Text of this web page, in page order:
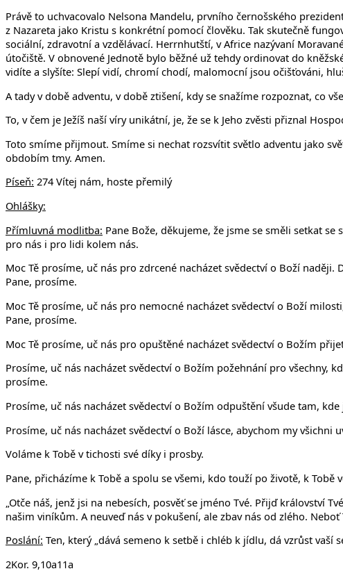
Právě to uchvacovalo Nelsona Mandelu, prvního černošského
z Nazareta jako Kristu s konkrétní pomocí člověku. Tak skutečně
sociální, zdravotní a vzdělávací. Herrnhutští, v Africe nazývaní
útočiště. V obnovené Jednotě bylo běžné už tehdy ordinovat do
vidíte a slyšíte: Slepí vidí, chromí chodí, malomocní jsou očišťováni,
A tady v době adventu, v době ztišení, kdy se snažíme rozpoznat, co
To, v čem je Ježíš naší víry unikátní, je, že se k Jeho zvěsti přiznal
Toto smíme přijmout. Smíme si nechat rozsvítit světlo adventu jako
obdobím tmy. Amen.
Píseň: 274 Vítej nám, hoste přemilý
Ohlášky:
Přímluvná modlitba: Pane Bože, děkujeme, že jsme se směli setkat
pro nás i pro lidi kolem nás.
Moc Tě prosíme, uč nás pro zdrcené nacházet svědectví o Boží
Pane, prosíme.
Moc Tě prosíme, uč nás pro nemocné nacházet svědectví o Boží
Pane, prosíme.
Moc Tě prosíme, uč nás pro opuštěné nacházet svědectví o Božím
Prosíme, uč nás nacházet svědectví o Božím požehnání pro všechny,
prosíme.
Prosíme, uč nás nacházet svědectví o Božím odpuštění všude tam,
Prosíme, uč nás nacházet svědectví o Boží lásce, abychom my
Voláme k Tobě v tichosti své díky i prosby.
Pane, přicházíme k Tobě a spolu se všemi, kdo touží po životě, k Tobě
„Otče náš, jenž jsi na nebesích, posvěť se jméno Tvé. Přijď království
našim viníkům. A neuveď nás v pokušení, ale zbav nás od zlého.
Poslání: Ten, který „dává semeno k setbě i chléb k jídlu, dá vzrůst
2Kor. 9,10a11a